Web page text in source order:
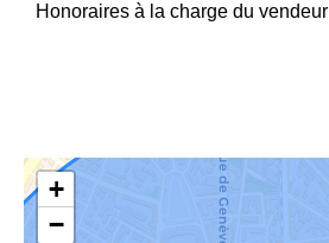
Honoraires à la charge du vendeur
+
−